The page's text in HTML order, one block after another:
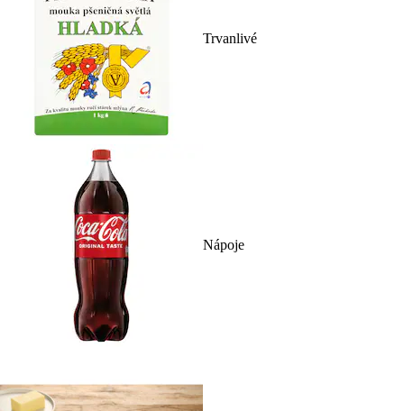
Trvanlivé
Nápoje